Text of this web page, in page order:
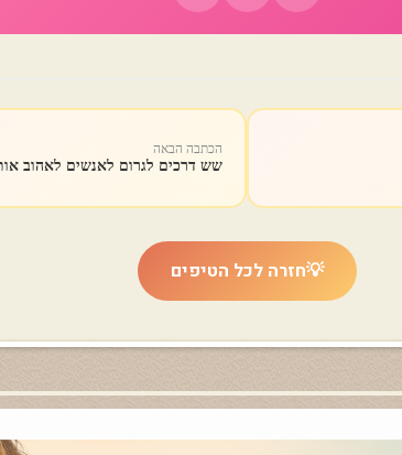
הכתבה הבאה
שש דרכים לגרום לאנשים לאהוב
💡חזרה לכל הטיפים